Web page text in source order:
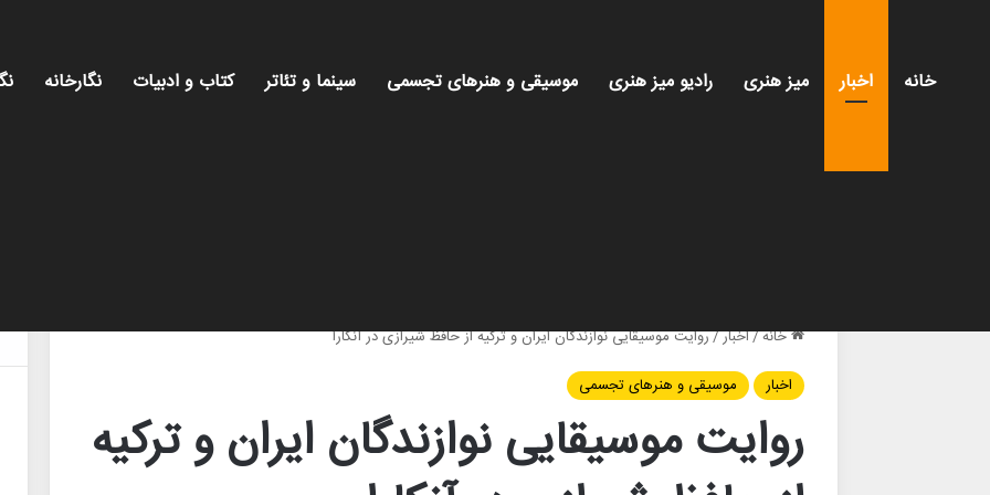
خانه اخبار میز هنری رادیو میز هنری موسیقی و هنرهای تجسمی سینما و تئاتر کتاب و ادبیات نگارخانه
خانه/اخبار/روایت موسیقایی نوازندگان ایران و ترکیه از حافظ شیرازی در آنکارا
اخبار
موسیقی و هنرهای تجسمی
روایت موسیقایی نوازندگان ایران و ترکیه